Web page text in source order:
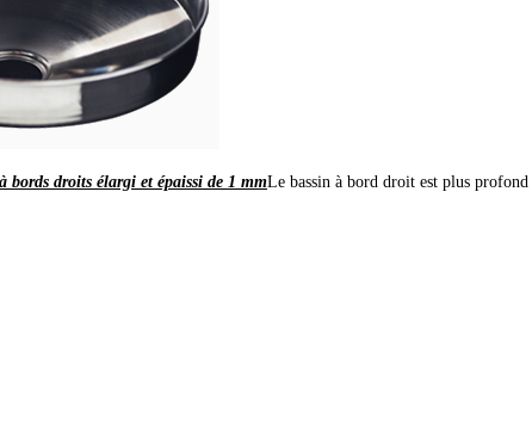
bords droits élargi et épaissi de 1 mmLe bassin à bord droit est plus